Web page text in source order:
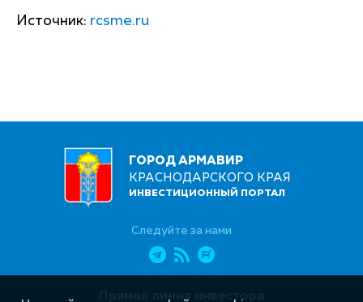
Источник: rcsme.ru
ГОРОД АРМАВИР
КРАСНОДАРСКОГО КРАЯ
ИНВЕСТИЦИОННЫЙ ПОРТАЛ
Следуйте за нами
Прямая линия инвестора